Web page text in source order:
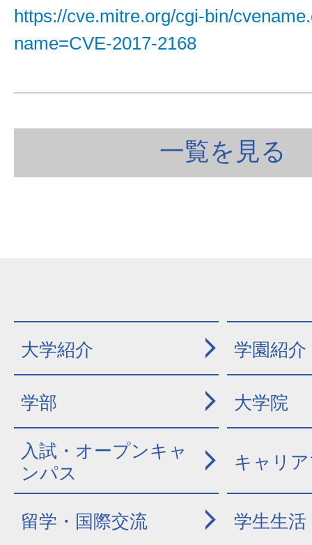
https://cve.mitre.org/cgi-bin/
name=CVE-2017-2168
一覧を見る
大学紹介 学園紹介
学部 大学院
入試・オープンキャ
ンパス
キャリ
留学・国際交流 学生生活